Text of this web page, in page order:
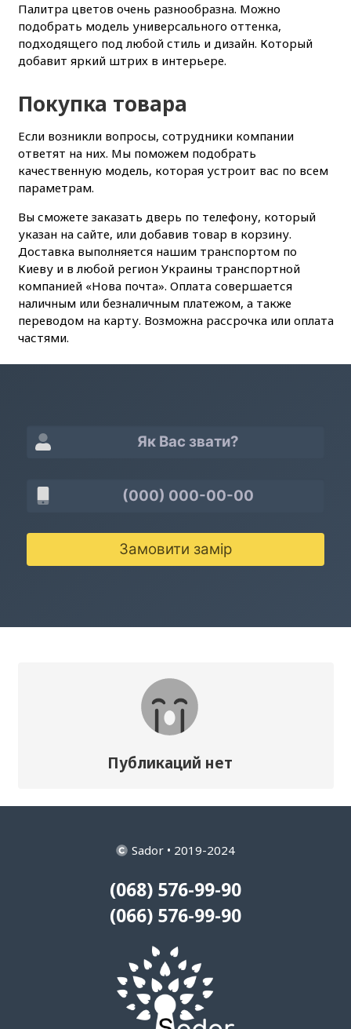
Палитра цветов очень разнообразна. Можно
подобрать модель универсального оттенка,
подходящего под любой стиль и дизайн. Который
добавит яркий штрих в интерьере.
Покупка товара
Если возникли вопросы, сотрудники компании
ответят на них. Мы поможем подобрать
качественную модель, которая устроит вас по всем
параметрам.
Вы сможете заказать дверь по телефону, который
указан на сайте, или добавив товар в корзину.
Доставка выполняется нашим транспортом по
Киеву и в любой регион Украины транспортной
компанией «Нова почта». Оплата совершается
наличным или безналичным платежом, а также
переводом на карту. Возможна рассрочка или оплата
частями.
Замовити замір
Публикаций нет
Sador • 2019-2024
(068) 576-99-90
(066) 576-99-90